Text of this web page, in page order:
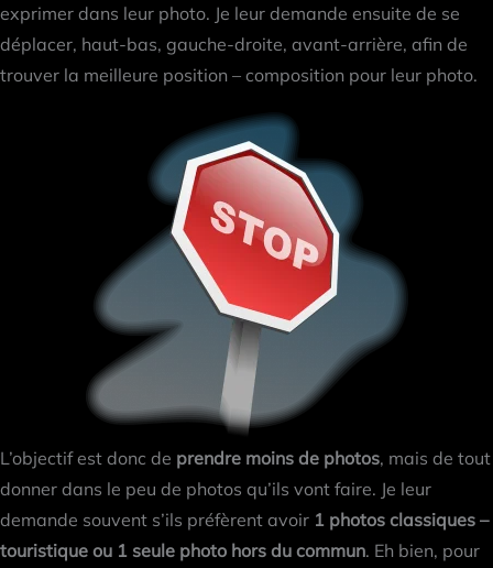
exprimer dans leur photo. Je leur demande ensuite de se
déplacer, haut-bas, gauche-droite, avant-arrière, afin de
trouver la meilleure position – composition pour leur photo.
L’objectif est donc de prendre moins de photos, mais de tout
donner dans le peu de photos qu’ils vont faire. Je leur
demande souvent s’ils préfèrent avoir 1 photos classiques –
touristique ou 1 seule photo hors du commun. Eh bien, pour